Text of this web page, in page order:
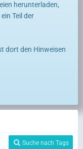
herunterladen,
Teil der
dort den Hinweisen
Suche nach Tags